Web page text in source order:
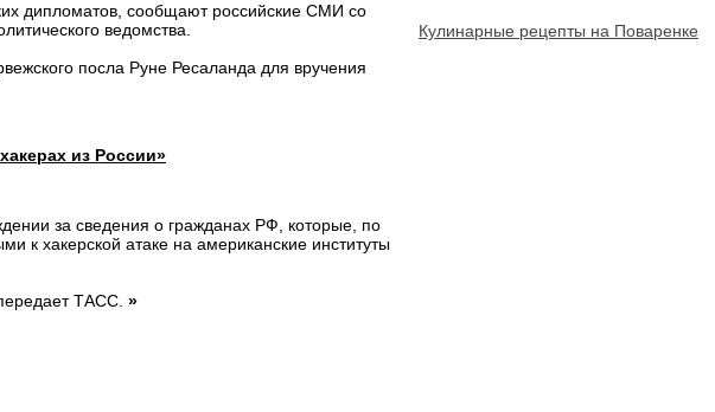
дипломатов, сообщают российские СМИ со
ведомства.
посла Руне Ресаланда для вручения
из России»
за сведения о гражданах РФ, которые, по
к хакерской атаке на американские институты
ТАСС. »
Кулинарные рецепты на Поваренке